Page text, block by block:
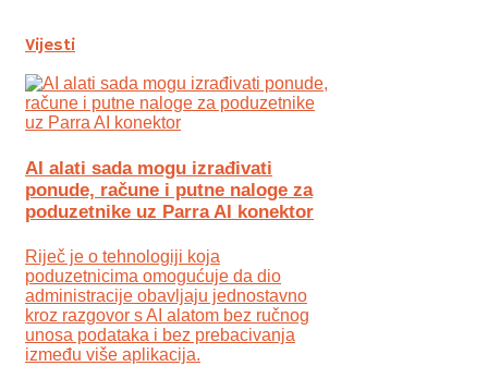
Vijesti
AI alati sada mogu izrađivati
ponude, račune i putne naloge za
poduzetnike uz Parra AI konektor
Riječ je o tehnologiji koja
poduzetnicima omogućuje da dio
administracije obavljaju jednostavno
kroz razgovor s AI alatom bez ručnog
unosa podataka i bez prebacivanja
između više aplikacija.